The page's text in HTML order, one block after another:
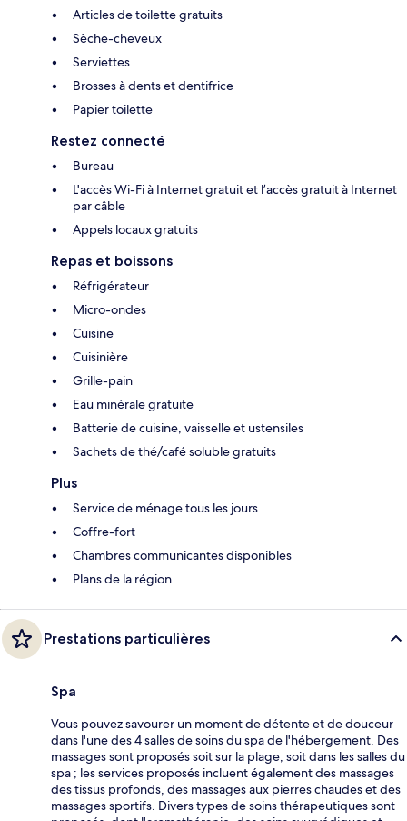
Articles de toilette gratuits
Sèche-cheveux
Serviettes
Brosses à dents et dentifrice
Papier toilette
Restez connecté
Bureau
L'accès Wi-Fi à Internet gratuit et l’accès gratuit à Internet
par câble
Appels locaux gratuits
Repas et boissons
Réfrigérateur
Micro-ondes
Cuisine
Cuisinière
Grille-pain
Eau minérale gratuite
Batterie de cuisine, vaisselle et ustensiles
Sachets de thé/café soluble gratuits
Plus
Service de ménage tous les jours
Coffre-fort
Chambres communicantes disponibles
Plans de la région
Prestations particulières
Spa
Vous pouvez savourer un moment de détente et de douceur
dans l'une des 4 salles de soins du spa de l'hébergement. Des
massages sont proposés soit sur la plage, soit dans les salles du
spa ; les services proposés incluent également des massages
des tissus profonds, des massages aux pierres chaudes et des
massages sportifs. Divers types de soins thérapeutiques sont